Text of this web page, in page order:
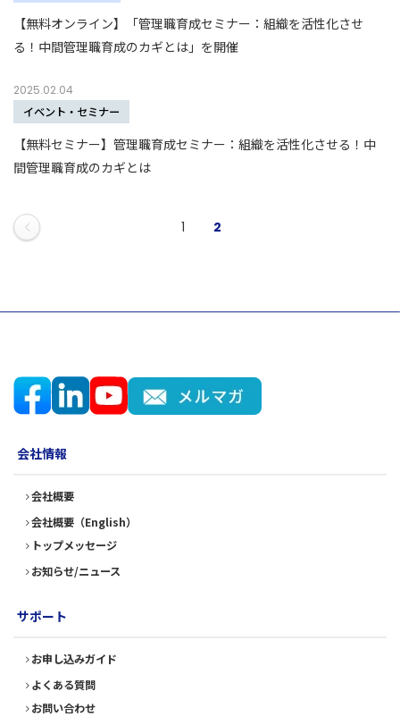
【無料オンライン】「管理職育成セミナー：組織を活性化させ
る！中間管理職育成のカギとは」を開催
2025.02.04
イベント・セミナー
【無料セミナー】管理職育成セミナー：組織を活性化させる！中
間管理職育成のカギとは
1 2
会社情報
会社概要
会社概要（English）
トップメッセージ
お知らせ/ニュース
サポート
お申し込みガイド
よくある質問
お問い合わせ